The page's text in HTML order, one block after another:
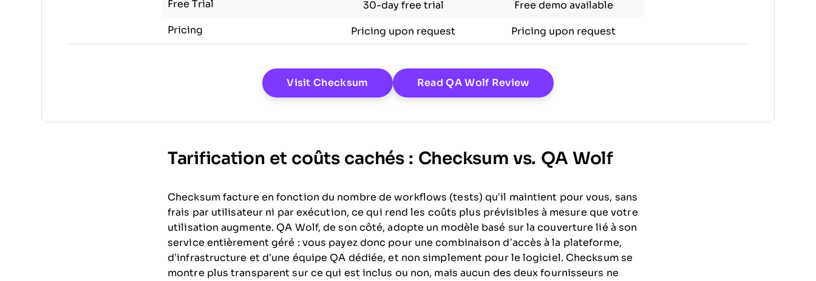
Free Trial 30-day free trial Free demo available
Pricing Pricing upon request Pricing upon request
Visit Checksum Opens New Window
Read QA Wolf ReviewOpens New Window
Tarification et coûts cachés : Checksum vs. QA Wolf
Checksum facture en fonction du nombre de workflows (tests) qu’il maintient pour vous, sans
frais par utilisateur ni par exécution, ce qui rend les coûts plus prévisibles à mesure que votre
utilisation augmente. QA Wolf, de son côté, adopte un modèle basé sur la couverture lié à son
service entièrement géré : vous payez donc pour une combinaison d’accès à la plateforme,
d’infrastructure et d’une équipe QA dédiée, et non simplement pour le logiciel. Checksum se
montre plus transparent sur ce qui est inclus ou non, mais aucun des deux fournisseurs ne